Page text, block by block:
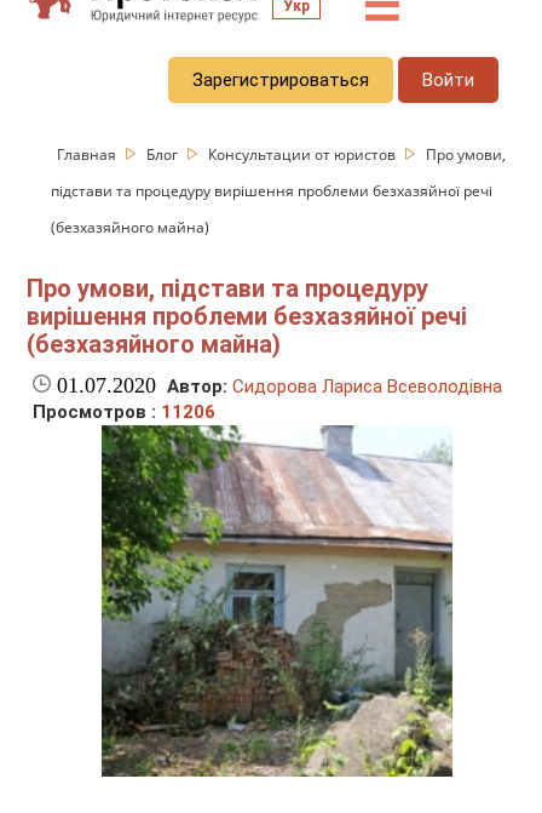
Укр
Зарегистрироваться Войти
Главная Блог Консультации от юристов
Про умови,
підстави та процедуру вирішення проблеми безхазяйної речі
(безхазяйного майна)
Про умови, підстави та процедуру
вирішення проблеми безхазяйної речі
(безхазяйного майна)
01.07.2020 Автор: Сидорова Лариса Всеволодівна
Просмотров : 11206